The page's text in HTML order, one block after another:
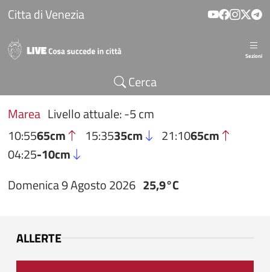
Salta al contenuto principale
Citta di Venezia
Sezioni
Cerca
Marea Livello attuale: -5 cm
10:5565cm 15:3535cm 21:1065cm
04:25-10cm
Domenica 9 Agosto 2026 25,9°C
ALLERTE